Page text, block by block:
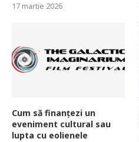
17 martie 2026
Cum să finanțezi un
eveniment cultural sau
lupta cu eolienele